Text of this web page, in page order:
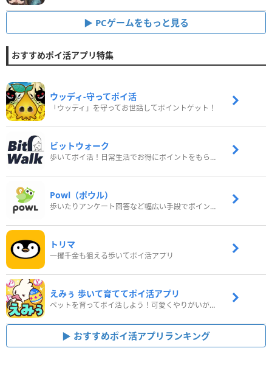
PCゲームをもっと見る
おすすめポイ活アプリ特集
ウッディ‐守ってポイ活
「ウッディ」を守ってお世話してポイントゲット！
ビットウォーク
歩いてポイ活！日常生活でお得にポイントをもらおう
Powl（ポウル）
歩いたりアンケート回答など幅広い手段でポイントをゲット
トリマ
一攫千金も狙える歩いてポイ活アプリ
えみぅ 歩いて育ててポイ活アプリ
ペットを育ってポイ活しよう！可愛くやりがいがある新感覚アプリ
おすすめポイ活アプリランキング